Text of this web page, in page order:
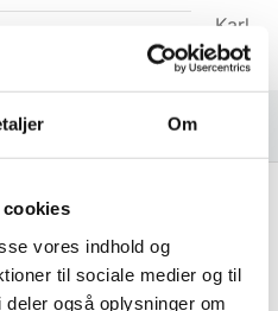
Om
cookies
vores indhold og
til sociale medier og til
også oplysninger om
Karl
først!